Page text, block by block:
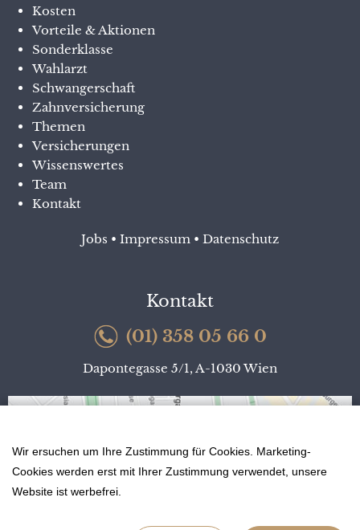
Kosten
Vorteile & Aktionen
Sonderklasse
Wahlarzt
Schwangerschaft
Zahnversicherung
Themen
Versicherungen
Wissenswertes
Team
Kontakt
Jobs • Impressum • Datenschutz
Kontakt
(01) 358 05 66 0
Dapontegasse 5/1, A-1030 Wien
Wir ersuchen um Ihre Zustimmung für Cookies. Marketing-
Cookies werden erst mit Ihrer Zustimmung verwendet, unsere
Website ist werbefrei.